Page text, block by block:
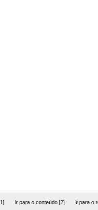
Ir para o conteúdo [2] Ir para o